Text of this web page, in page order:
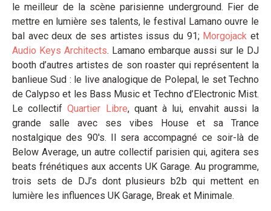
le meilleur de la scène parisienne underground. Fier de
mettre en lumière ses talents, le festival Lamano ouvre le
bal avec deux de ses artistes issus du 91; Morgojack et
Audio Keys Architects. Lamano embarque aussi sur le DJ
booth d’autres artistes de son roaster qui représentent la
banlieue Sud : le live analogique de Polepal, le set Techno
de Calypso et les Bass Music et Techno d’Electronic Mist.
Le collectifQuartier Libre, quant à lui, envahit aussi la
grande salle avec ses vibes House et sa Trance
nostalgique des 90's. Il sera accompagné ce soir-là de
Below Average, un autre collectif parisien qui, agitera ses
beats frénétiques aux accents UK Garage. Au programme,
trois sets de DJ’s dont plusieurs b2b qui mettent en
lumière les influences UK Garage, Break et Minimale.